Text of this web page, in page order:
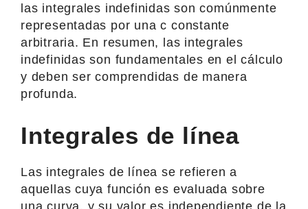
las integrales indefinidas son comúnmente
representadas por una c constante
arbitraria. En resumen, las integrales
indefinidas son fundamentales en el cálculo
y deben ser comprendidas de manera
profunda.
Integrales de línea
Las integrales de línea se refieren a
aquellas cuya función es evaluada sobre
una curva, y su valor es independiente de la